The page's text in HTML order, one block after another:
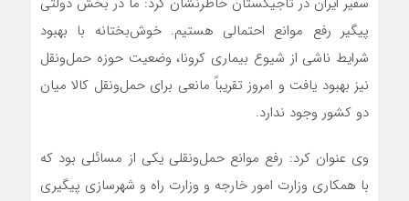
پیگیر رفع موانع احتمالی هستیم. خوش‌بختانه با بهبود
شرایط ناشی از شیوع بیماری کرونا، وضعیت حوزه حمل‌ونقل
نیز بهبود یافت و امروز تقریباً مانعی برای حمل‌ونقل کالا میان
دو کشور وجود ندارد.
وی عنوان کرد: رفع موانع حمل‌ونقلی یکی از مسائلی بود که
با همکاری وزارت امور خارجه و وزارت راه و شهرسازی پیگیری